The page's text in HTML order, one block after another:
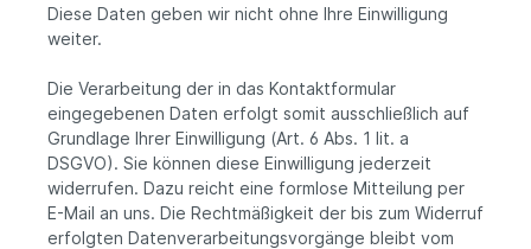
Diese Daten geben wir nicht ohne Ihre Einwilligung
weiter.
Die Verarbeitung der in das Kontaktformular
eingegebenen Daten erfolgt somit ausschließlich auf
Grundlage Ihrer Einwilligung (Art. 6 Abs. 1 lit. a
DSGVO). Sie können diese Einwilligung jederzeit
widerrufen. Dazu reicht eine formlose Mitteilung per
E-Mail an uns. Die Rechtmäßigkeit der bis zum Widerruf
erfolgten Datenverarbeitungsvorgänge bleibt vom